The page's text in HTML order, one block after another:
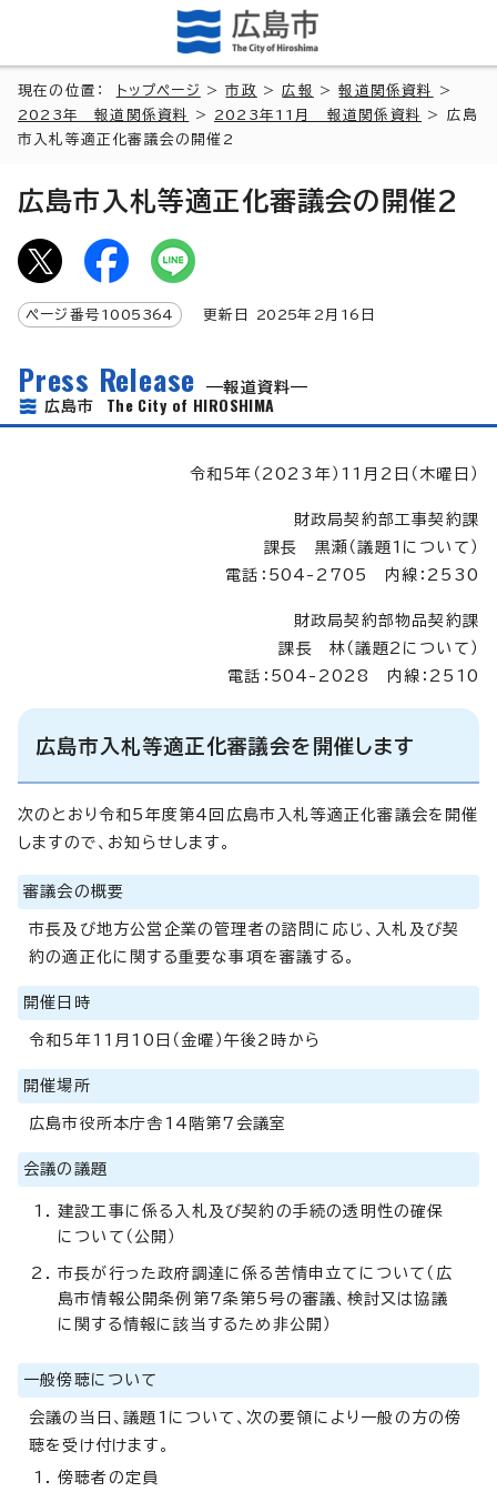
現在の位置： トップページ >市政 >広報 >報道関係資料
>
2023年 報道関係資料
> 2023年11月 報道関係資料
> 広島
市入札等適正化審議会の開催2
広島市入札等適正化審議会の開催2
ページ番号 1005364 更新日 2025年2月 16 日
Press Release
報道資料
広島市 The City of HIROSHIMA
令和5年（2023年）11月2日（木曜日）
財政局契約部工事契約課
課長 黒瀬（議題1について）
電話：504-2705 内線：2530
財政局契約部物品契約課
課長 林（議題2について）
電話：504-2028 内線：2510
広島市入札等適正化審議会を開催します
次のとおり令和5年度第4回広島市入札等適正化審議会を開催
しますので、お知らせします。
審議会の概要
市長及び地方公営企業の管理者の諮問に応じ、入札及び契
約の適正化に関する重要な事項を審議する。
開催日時
令和5年11月10日（金曜）午後2時から
開催場所
広島市役所本庁舎14階第7会議室
会議の議題
建設工事に係る入札及び契約の手続の透明性の確保
について（公開）
市長が行った政府調達に係る苦情申立てについて（広
島市情報公開条例第7条第5号の審議、検討又は協議
に関する情報に該当するため非公開）
一般傍聴について
会議の当日、議題1について、次の要領により一般の方の傍
聴を受け付けます。
傍聴者の定員